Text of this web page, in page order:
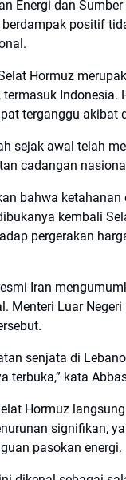
Energi dan
positif
Hormuz
termasuk
terganggu
sejak awal telah
cadangan
bahwa
kembali
pergerakan
Iran
Menteri Luar
senjata di
terbuka,” kata
Hormuz
signifikan,
pasokan energi.